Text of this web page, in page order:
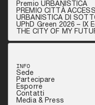
Premio URBANISTICA
PREMIO CITTÀ
URBANISTICA DI
UPhD Green 2026 – IX
THE CITY OF MY
INFO
Sede
Partecipare
Esporre
Contatti
Media & Press